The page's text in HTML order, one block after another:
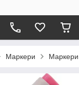
Маркери Маркери